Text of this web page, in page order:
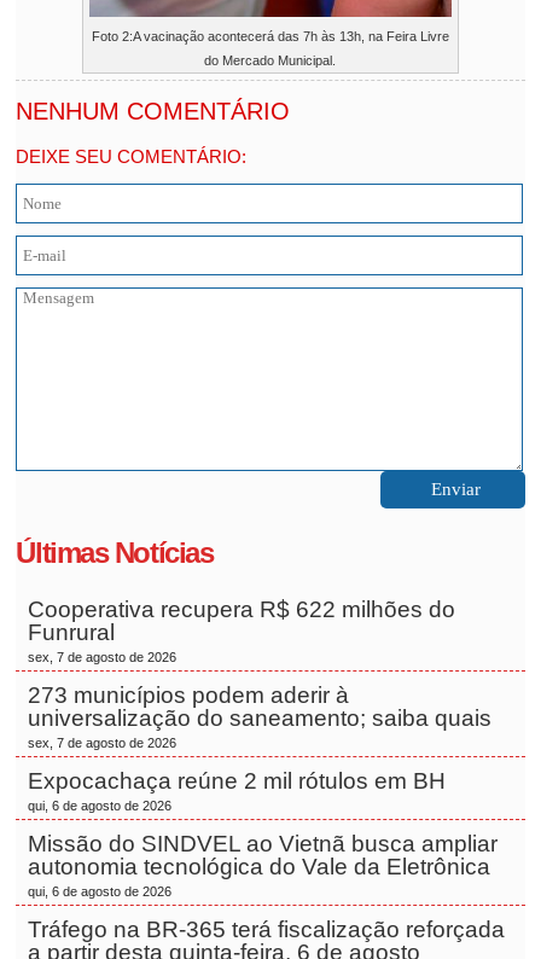
Foto 2:A vacinação acontecerá das 7h às 13h, na Feira Livre
do Mercado Municipal.
NENHUM COMENTÁRIO
DEIXE SEU COMENTÁRIO:
Últimas Notícias
Cooperativa recupera R$ 622 milhões do
Funrural
sex, 7 de agosto de 2026
273 municípios podem aderir à
universalização do saneamento; saiba quais
sex, 7 de agosto de 2026
Expocachaça reúne 2 mil rótulos em BH
qui, 6 de agosto de 2026
Missão do SINDVEL ao Vietnã busca ampliar
autonomia tecnológica do Vale da Eletrônica
qui, 6 de agosto de 2026
Tráfego na BR-365 terá fiscalização reforçada
a partir desta quinta-feira, 6 de agosto